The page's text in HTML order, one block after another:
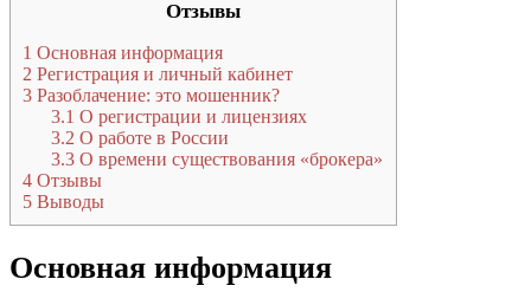
Отзывы
1 Основная информация
2 Регистрация и личный кабинет
3 Разоблачение: это мошенник?
3.1 О регистрации и лицензиях
3.2 О работе в России
3.3 О времени существования «брокера»
4 Отзывы
5 Выводы
Основная информация